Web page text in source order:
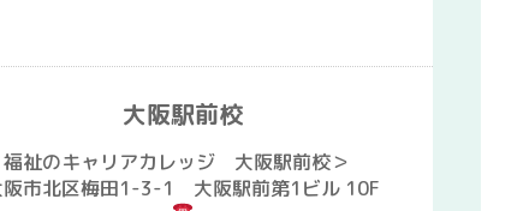
大阪駅前校
福祉のキャリアカレッジ 大阪駅前校＞
阪市北区梅田1-3-1 大阪駅前第1ビル 10F